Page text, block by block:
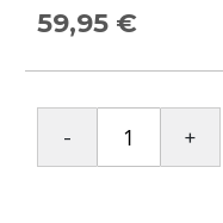
59,95 €